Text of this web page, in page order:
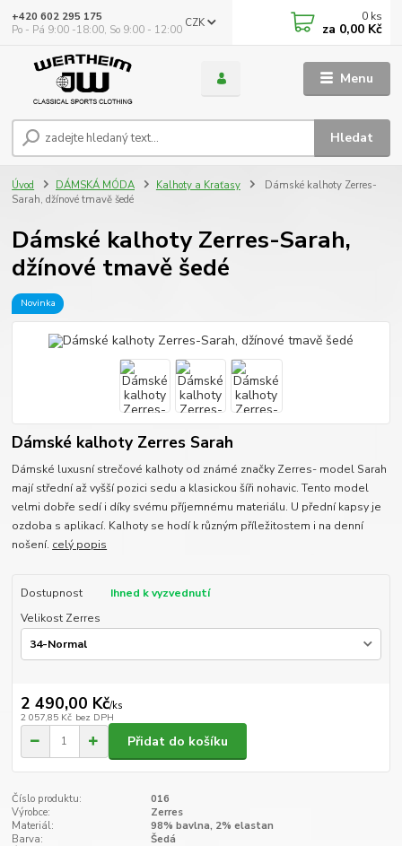
Menu
CZK
Hledat
+420 602 295 175
Po - Pá 9:00 -18:00, So 9:00 - 12:00
0 ks
za 0,00 Kč
Úvod DÁMSKÁ MÓDA Kalhoty a Kraťasy
Dámské kalhoty Zerres-
Sarah, džínové tmavě šedé
Dámské kalhoty Zerres-Sarah,
džínové tmavě šedé
Novinka
Dámské kalhoty Zerres Sarah
Dámské luxusní strečové kalhoty od známé značky Zerres- model Sarah
mají střední až vyšší pozici sedu a klasickou šíři nohavic. Tento model
velmi dobře sedí i díky svému příjemnému materiálu. U přední kapsy je
ozdoba s aplikací. Kalhoty se hodí k různým příležitostem i na denní
nošení. celý popis
Dostupnost
Ihned k vyzvednutí
Velikost Zerres
2 490,00 Kč/ks
2 057,85 Kč bez DPH
Přidat do košíku
Číslo produktu:
016
Výrobce:
Zerres
Materiál:
98% bavlna, 2% elastan
Barva:
Šedá